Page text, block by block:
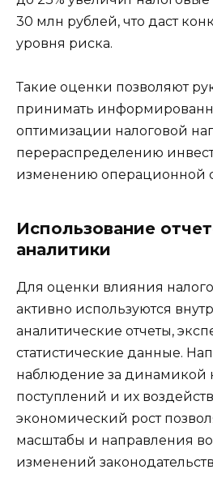
30 млн рублей, что даст
уровня риска.
Такие оценки позволяют
принимать
оптимизации налоговой
перераспределению
изменению операционной
Использование
аналитики
Для оценки влияния
активно используются
аналитические отчеты,
статистические данные.
наблюдение за динамикой
поступлений и их
экономический рост
масштабы и направления
изменений